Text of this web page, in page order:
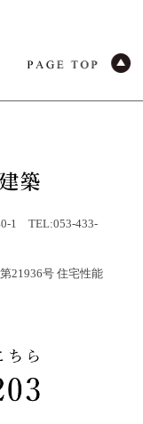
1 TEL:053-433-
21936号 住宅性能